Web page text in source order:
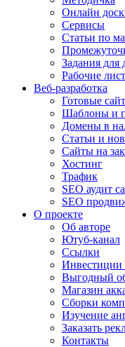
Онлайн
Сервисы
Статьи по
Задания для
Рабочие
Веб-разработка
Готовые
Шаблоны и
Домены в
Статьи и
Сайты на
Хостинг
Трафик
SEO аудит
SEO
О проекте
Об авторе
Ютуб-канал
Ссылки
Инвестиции
Выгодный
Магазин
Сборки
Изучение
Заказать
Контакты